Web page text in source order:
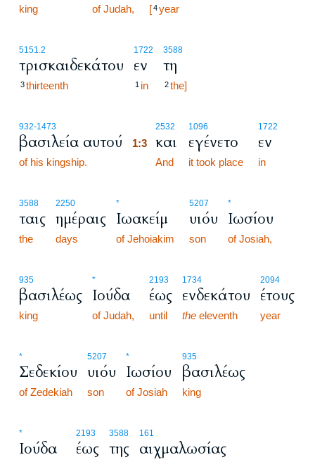
king of Judah, [4year
5151.2
τρισκαιδεκάτου
3thirteenth
1722
εν
1 in
3588
τη
2the]
932-1473
βασιλεία αυτού
of his kingship.
2532
1:3 και
And
1096
εγένετο
it took place
1722
εν
in
3588
ταις
the
2250
ημέραις
days
*
Ιωακείμ
of Jehoiakim
5207
υιόυ
son
*
Ιωσίου
of Josiah,
935
βασιλέως
king
*
Ιούδα
of Judah,
2193
έως
until
1734
ενδεκάτου
the eleventh
2094
έτους
year
*
Σεδεκίου
of Zedekiah
5207
υιόυ
son
*
Ιωσίου
of Josiah
935
βασιλέως
king
*
Ιούδα
2193
έως
3588
της
161
αιχμαλωσίας